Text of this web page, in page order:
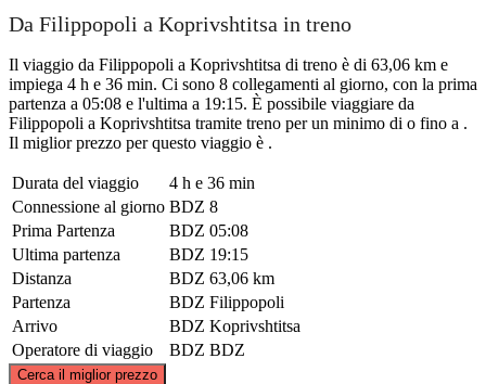
Da Filippopoli a Koprivshtitsa in treno
Il viaggio da Filippopoli a Koprivshtitsa di treno è di 63,06 km e
impiega 4 h e 36 min. Ci sono 8 collegamenti al giorno, con la prima
partenza a 05:08 e l'ultima a 19:15. È possibile viaggiare da
Filippopoli a Koprivshtitsa tramite treno per un minimo di o fino a .
Il miglior prezzo per questo viaggio è .
Durata del viaggio
4 h e 36 min
Connessione al giorno BDZ 8
Prima Partenza
BDZ 05:08
Ultima partenza
BDZ 19:15
Distanza
BDZ 63,06 km
Partenza
BDZ Filippopoli
Arrivo
BDZ Koprivshtitsa
Operatore di viaggio
BDZ BDZ
Cerca il miglior prezzo